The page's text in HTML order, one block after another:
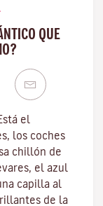
QUE
el
los coches
chillón de
el azul
capilla al
de la